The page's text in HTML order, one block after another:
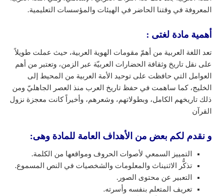
المعروفة في وقتنا الحاضر في الهيئات والمؤسسات التعليمية.
أهمية مادة لغتى :
تعد اللغة العربية من أهمّ مقومات الهوية العربية، حيث عملت طويلاً
على نقل تاريخ وثقافة الحضارات العربيّة عبر الزمن، وتعتبر من أهم
العوامل التي حافظت على توحيد الأمة العربية من المحيط إلى
الخليج، كما ساهمت في حفظ تاريخ العرب منذ العصر الجاهليّ ومن
ذلك تاريخهم الكامل، وبطولاتهم، وشعرهم، وأخيراً كانت معجزة نزول
القرآن
و نقدم لكم بعض من الأهداف العامة للمادة وهى:
التمييز السمعي لأصوات الحروف ومواقعها من الكلمة.
تذكُّر الاثنيناث والمعلومات والشخصيات في النص المسموع.
التعبير عن محتوى الصور.
تعريف المتعلم بنفسه وأسرته.